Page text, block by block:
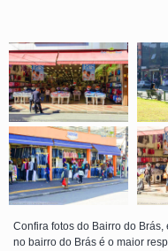
Confira fotos do Bairro do Brás,
no bairro do Brás é o maior